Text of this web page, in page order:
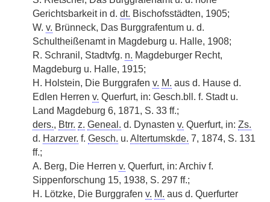
Gerichtsbarkeit in d. dt. Bischofsstädten, 1905;
W. v. Brünneck, Das Burggrafentum u. d.
Schultheißenamt in Magdeburg u. Halle, 1908;
R. Schranil, Stadtvfg. n. Magdeburger Recht,
Magdeburg u. Halle, 1915;
H. Holstein, Die Burggrafen v. M. aus d. Hause d.
Edlen Herren v. Querfurt, in: Gesch.bll. f. Stadt u.
Land Magdeburg 6, 1871, S. 33 ff.;
ders., Btrr. z. Geneal. d. Dynasten v. Querfurt, in: Zs.
d. Harzver. f. Gesch. u. Altertumskde. 7, 1874, S. 131
ff.;
A. Berg, Die Herren v. Querfurt, in: Archiv f.
Sippenforschung 15, 1938, S. 297 ff.;
H. Lötzke, Die Burggrafen v. M. aus d. Querfurter